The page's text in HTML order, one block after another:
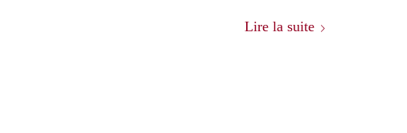
Lire la suite